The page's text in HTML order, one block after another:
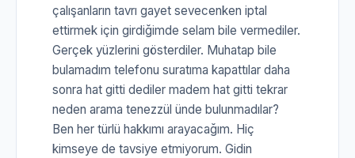
çalışanların tavrı gayet sevecenken iptal
ettirmek için girdiğimde selam bile vermediler.
Gerçek yüzlerini gösterdiler. Muhatap bile
bulamadım telefonu suratıma kapattılar daha
sonra hat gitti dediler madem hat gitti tekrar
neden arama tenezzül ünde bulunmadılar?
Ben her türlü hakkımı arayacağım. Hiç
kimseye de tavsiye etmiyorum. Gidin